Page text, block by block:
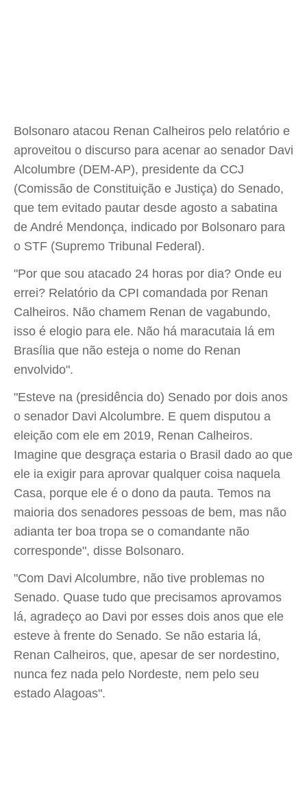
Bolsonaro atacou Renan Calheiros pelo relatório e
aproveitou o discurso para acenar ao senador Davi
Alcolumbre (DEM-AP), presidente da CCJ
(Comissão de Constituição e Justiça) do Senado,
que tem evitado pautar desde agosto a sabatina
de André Mendonça, indicado por Bolsonaro para
o STF (Supremo Tribunal Federal).
"Por que sou atacado 24 horas por dia? Onde eu
errei? Relatório da CPI comandada por Renan
Calheiros. Não chamem Renan de vagabundo,
isso é elogio para ele. Não há maracutaia lá em
Brasília que não esteja o nome do Renan
envolvido".
"Esteve na (presidência do) Senado por dois anos
o senador Davi Alcolumbre. E quem disputou a
eleição com ele em 2019, Renan Calheiros.
Imagine que desgraça estaria o Brasil dado ao que
ele ia exigir para aprovar qualquer coisa naquela
Casa, porque ele é o dono da pauta. Temos na
maioria dos senadores pessoas de bem, mas não
adianta ter boa tropa se o comandante não
corresponde", disse Bolsonaro.
"Com Davi Alcolumbre, não tive problemas no
Senado. Quase tudo que precisamos aprovamos
lá, agradeço ao Davi por esses dois anos que ele
esteve à frente do Senado. Se não estaria lá,
Renan Calheiros, que, apesar de ser nordestino,
nunca fez nada pelo Nordeste, nem pelo seu
estado Alagoas".